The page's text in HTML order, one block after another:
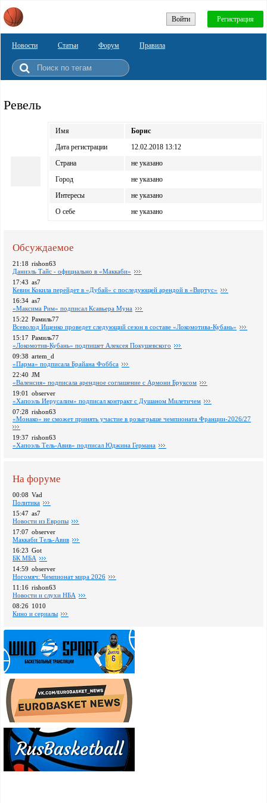
Войти Регистрация
Новости Статьи Форум Правила
Ревель
Имя
Борис
Дата регистрации
12.02.2018 13:12
Страна
не указано
Город
не указано
Интересы
не указано
О себе
не указано
Обсуждаемое
21:18 rishon63
Даниэль Тайс - официально в «Маккаби»
17:43 as7
Кевин Кокила перейдет в «Дубай» с последующей арендой в «Виртус»
16:34 as7
«Максима Рим» подписал Ксавьера Муна
15:22 Рамиль77
Всеволод Ищенко проведет следующий сезон в составе «Локомотива-Кубань»
15:17 Рамиль77
«Локомотив-Кубань» подпишет Алексея Покушевского
09:38 artem_d
«Парма» подписала Брайана Фоббса
22:40 JM
«Валенсия» подписала арендное соглашение с Армони Бруксом
19:01 observer
«Хапоэль Иерусалим» подписал контракт с Душаном Милетичем
07:28 rishon63
«Монако» не сможет принять участие в розыгрыше чемпионата Франции-2026/27
19:37 rishon63
«Хапоэль Тель-Авив» подписал Юджина Германа
На форуме
00:08 Vad
Политика
15:47 as7
Новости из Европы
17:07 observer
Маккаби Тель-Авив
16:23 Got
БК МБА
14:59 observer
Ногомяч: Чемпионат мира 2026
11:16 rishon63
Новости и слухи НБА
08:26 1010
Кино и сериалы